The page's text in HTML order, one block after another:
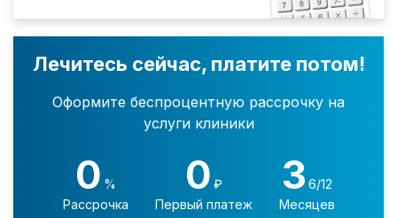
Лечитесь сейчас, платите потом!
Оформите беспроцентную рассрочку на
услуги клиники
0 %
Рассрочка
0 ₽
Первый платеж
3 6/12
Месяцев